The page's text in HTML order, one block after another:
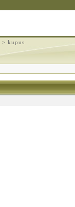
>kupus